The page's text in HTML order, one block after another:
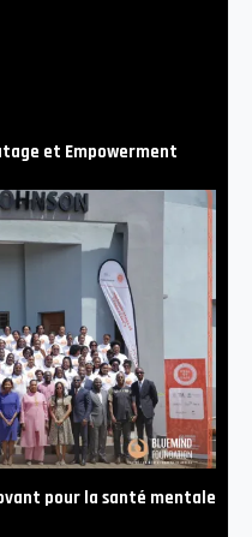
et Empowerment
pour la santé mentale